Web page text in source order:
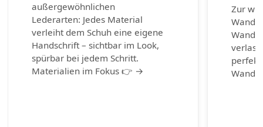
außergewöhnlichen
Lederarten: Jedes Material
verleiht dem Schuh eine eigene
Handschrift – sichtbar im Look,
spürbar bei jedem Schritt.
Materialien im Fokus 👉 →
Zur
perfekt